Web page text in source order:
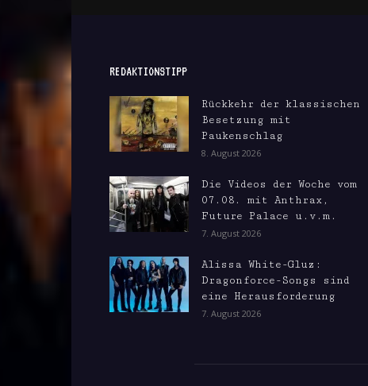
REDAKTIONSTIPP
Rückkehr der klassischen
Besetzung mit
Paukenschlag
8. August 2026
Die Videos der Woche vom
07.08. mit Anthrax,
Future Palace u.v.m.
7. August 2026
Alissa White-Gluz:
Dragonforce-Songs sind
eine Herausforderung
7. August 2026